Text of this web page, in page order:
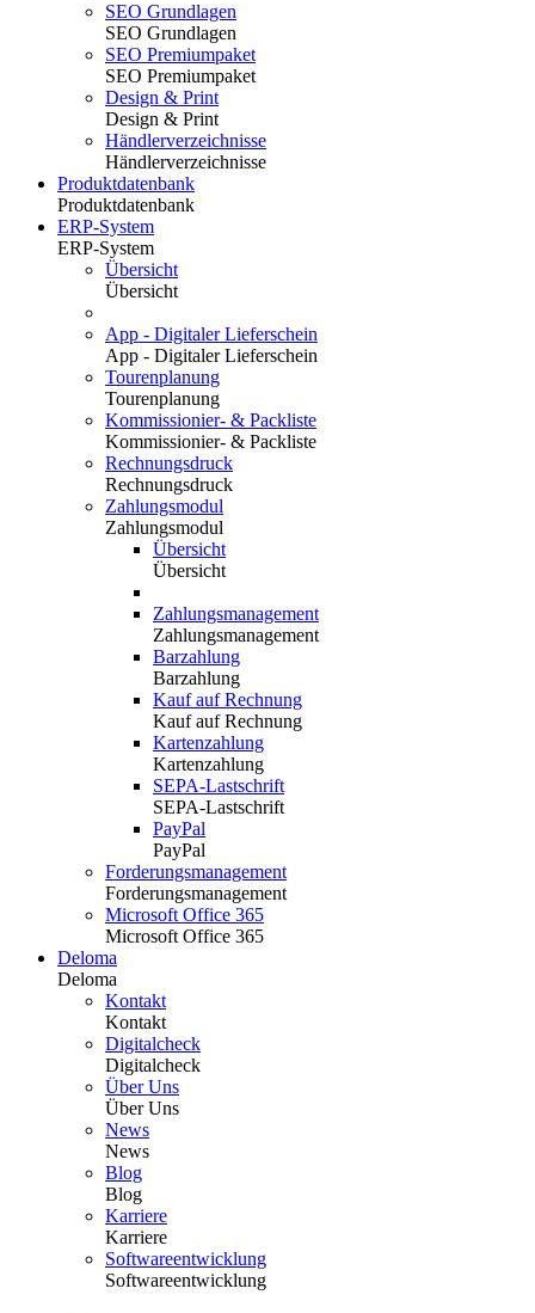
SEO Grundlagen
SEO Grundlagen
SEO Premiumpaket
SEO Premiumpaket
Design & Print
Design & Print
Händlerverzeichnisse
Händlerverzeichnisse
Produktdatenbank
Produktdatenbank
ERP-System
ERP-System
Übersicht
Übersicht
App - Digitaler Lieferschein
App - Digitaler Lieferschein
Tourenplanung
Tourenplanung
Kommissionier- & Packliste
Kommissionier- & Packliste
Rechnungsdruck
Rechnungsdruck
Zahlungsmodul
Zahlungsmodul
Übersicht
Übersicht
Zahlungsmanagement
Zahlungsmanagement
Barzahlung
Barzahlung
Kauf auf Rechnung
Kauf auf Rechnung
Kartenzahlung
Kartenzahlung
SEPA-Lastschrift
SEPA-Lastschrift
PayPal
PayPal
Forderungsmanagement
Forderungsmanagement
Microsoft Office 365
Microsoft Office 365
Deloma
Deloma
Kontakt
Kontakt
Digitalcheck
Digitalcheck
Über Uns
Über Uns
News
News
Blog
Blog
Karriere
Karriere
Softwareentwicklung
Softwareentwicklung